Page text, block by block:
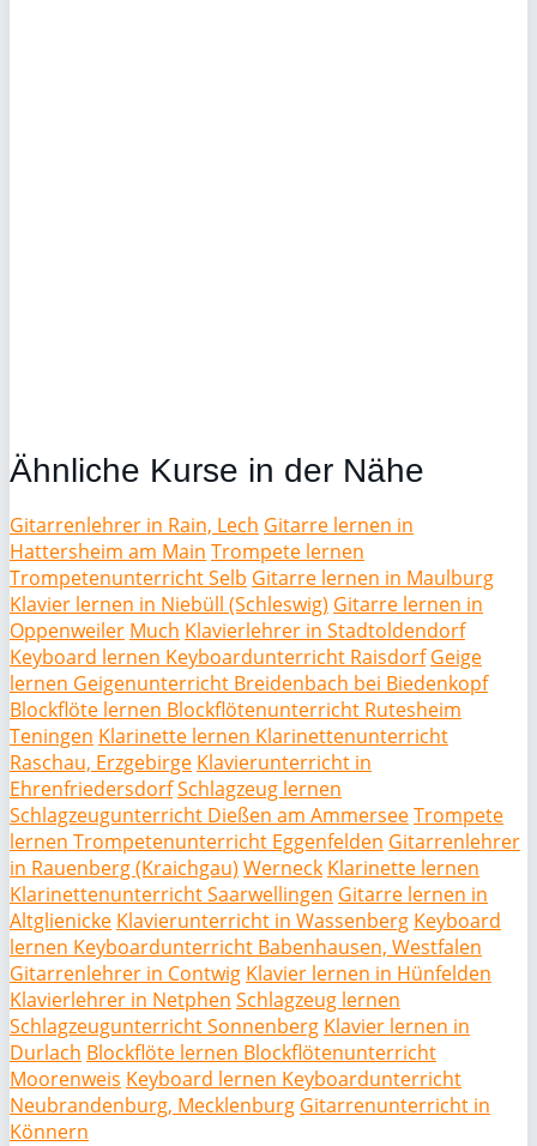
Ähnliche Kurse in der Nähe
Gitarrenlehrer in Rain, Lech Gitarre lernen in
Hattersheim am Main Trompete lernen
Trompetenunterricht Selb Gitarre lernen in Maulburg
Klavier lernen in Niebüll (Schleswig) Gitarre lernen in
Oppenweiler Much Klavierlehrer in Stadtoldendorf
Keyboard lernen Keyboardunterricht Raisdorf Geige
lernen Geigenunterricht Breidenbach bei Biedenkopf
Blockflöte lernen Blockflötenunterricht Rutesheim
Teningen Klarinette lernen Klarinettenunterricht
Raschau, Erzgebirge Klavierunterricht in
EhrenfriedersdorfSchlagzeug lernen
Schlagzeugunterricht Dießen am AmmerseeTrompete
lernen Trompetenunterricht Eggenfelden Gitarrenlehrer
in Rauenberg (Kraichgau) Werneck Klarinette lernen
Klarinettenunterricht Saarwellingen Gitarre lernen in
Altglienicke Klavierunterricht in Wassenberg Keyboard
lernen Keyboardunterricht Babenhausen, Westfalen
Gitarrenlehrer in Contwig Klavier lernen in Hünfelden
Klavierlehrer in Netphen Schlagzeug lernen
Schlagzeugunterricht Sonnenberg Klavier lernen in
Durlach Blockflöte lernen Blockflötenunterricht
Moorenweis Keyboard lernen Keyboardunterricht
Neubrandenburg, Mecklenburg Gitarrenunterricht in
Könnern